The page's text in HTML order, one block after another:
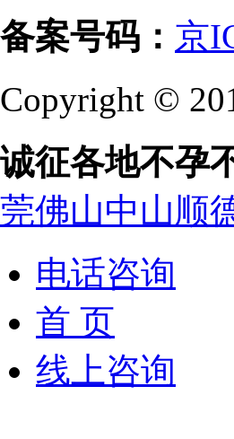
备案号码： 京
Copyright ©
诚征各地不孕
莞佛山中山顺
电话咨询
首 页
线上咨询